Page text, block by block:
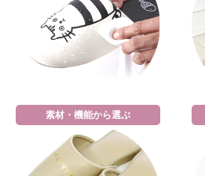
素材・機能から選ぶ